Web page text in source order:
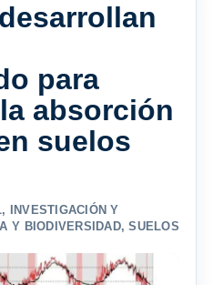
para
absorción
suelos
,
INVESTIGACIÓN Y
Y BIODIVERSIDAD,SUELOS